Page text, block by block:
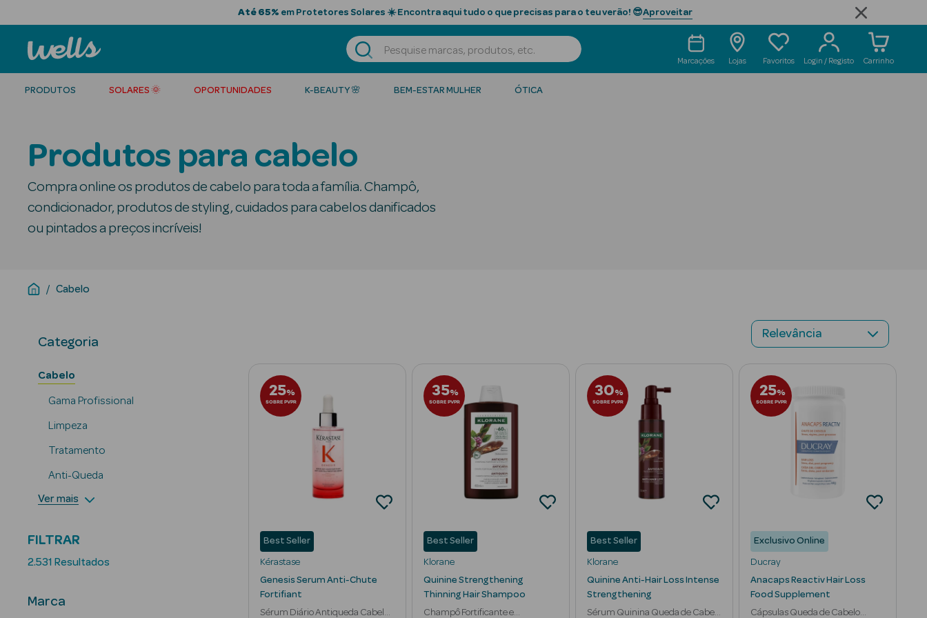
Até 65% em Protetores Solares ☀️ Encontra aqui tudo o que precisas para o teu verão! 😎Aproveitar
Marcações Lojas Favoritos Login / Registo Carrinho
PRODUTOS SOLARES 🌞 OPORTUNIDADES K-BEAUTY 🌸 BEM-ESTAR MULHER ÓTICA
Produtos para cabelo
Compra online os produtos de cabelo para toda a família. Champô,
condicionador, produtos de styling, cuidados para cabelos danificados
ou pintados a preços incríveis!
Cabelo
Categoria
Cabelo
Gama Profissional
Limpeza
Tratamento
Anti-Queda
Ver mais
FILTRAR
2.531 Resultados
Marca
Suplementos Cabelo Tratamento de Piolhos
25%
SOBRE PVPR
Best Seller
Kérastase
Genesis Serum Anti-Chute
Fortifiant
Sérum Diário Antiqueda Cabelo
35%
SOBRE PVPR
Best Seller
Klorane
Quinine Strengthening
Thinning Hair Shampoo
Champô Fortificante e
30%
SOBRE PVPR
Best Seller
Klorane
Quinine Anti-Hair Loss Intense
Strengthening
Sérum Quinina Queda de Cabelo
25%
SOBRE PVPR
Exclusivo Online
Ducray
Anacaps Reactiv Hair Loss
Food Supplement
Cápsulas Queda de Cabelo